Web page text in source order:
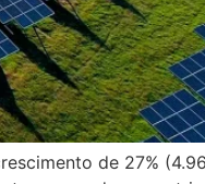
de 27%